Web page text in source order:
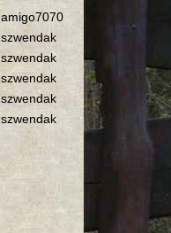
amigo7070
szwendak
szwendak
szwendak
szwendak
szwendak